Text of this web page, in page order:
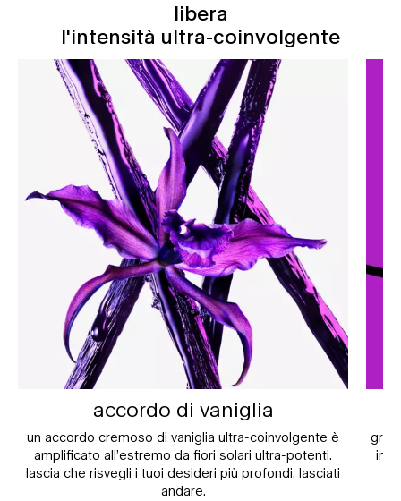
libera
l'intensità ultra-coinvolgente
accordo di vaniglia
un accordo cremoso di vaniglia ultra-coinvolgente è
amplificato all’estremo da fiori solari ultra-potenti.
lascia che risvegli i tuoi desideri più profondi. lasciati
andare.